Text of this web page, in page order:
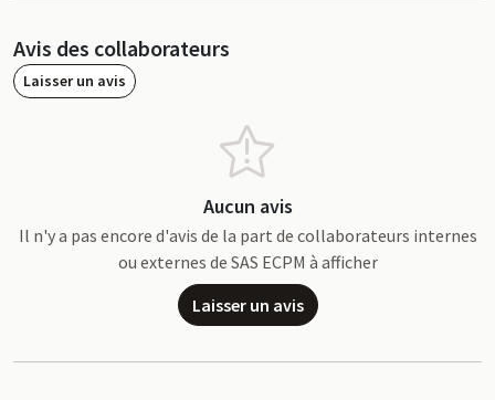
Avis des collaborateurs
Laisser un avis
Aucun avis
Il n'y a pas encore d'avis de la part de collaborateurs internes
ou externes de SAS ECPM à afficher
Laisser un avis